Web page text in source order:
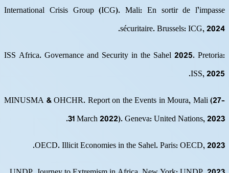
International Crisis Group (ICG). Mali: En sortir de l’impasse
sécuritaire. Brussels: ICG, 2024.
ISS Africa. Governance and Security in the Sahel 2025. Pretoria:
ISS, 2025.
MINUSMA & OHCHR. Report on the Events in Moura, Mali (27–
31 March 2022). Geneva: United Nations, 2023.
OECD. Illicit Economies in the Sahel. Paris: OECD, 2023.